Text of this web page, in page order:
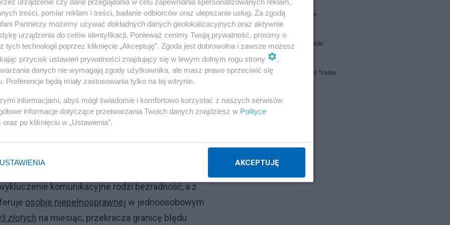
postawienie bezwzględnej diagnozy socjologicznej:
gwaranta bezpieczeństwa,stając się jedynie poborcą
się na zjawisko pracy w szarej strefie(często
komorniczymi na rzecz funduszu alimentacyjnego),
Stają się fasadą. System, wypychając ludzi nafikcyjne
zdrowotnegoNFZ, sam uczy obywateli hipokryzji.
nie stać.
do czynienia z jaskrawym zaprzeczeniem idei
zawodowej od mieszkańców regionów, w których
komunikacyjne rodzi bezradność, a z
osobie niepełnosprawnej w jednoosobowym
złotych na miesiąc, przekracza granicę błędu
threeme-ww
Jan Filip Libicki
Independent Trader
treści, pomiar reklam i treści, badanie odbiorców oraz ulepszanie usług. Za zgodą
Partnerzy możemy używać dokładnych danych geolokalizacyjnych oraz aktywnie
urządzenia do celów identyfikacji. Ponieważ cenimy Twoją prywatność, prosimy o
tych technologii poprzez kliknięcie „Akceptuję”. Zgoda jest dobrowolna i zawsze możesz
przycisk ustawień prywatności znajdujący się w lewym dolnym rogu strony
.
danych nie wymagają zgody użytkownika, ale masz prawo sprzeciwić się
Preferencje będą miały zastosowania tylko na tej witrynie.
informacjami, abyś mógł świadomie i komfortowo korzystać z naszych serwisów
informacje dotyczące przetwarzania Twoich danych znajdziesz w Polityce
oraz po kliknięciu w „Ustawienia”.
USTAWIENIA AKCEPTUJĘ